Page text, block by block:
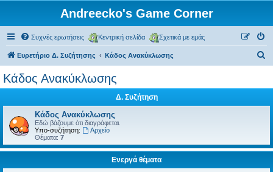
Andreecko's Game Corner
Συχνές ερωτήσεις Κεντρική σελίδα Σχετικά με εμάς
Ευρετήριο Δ. Συζήτησης Κάδος Ανακύκλωσης
Κάδος Ανακύκλωσης
Δ. Συζήτηση
Κάδος Ανακύκλωσης
Εδώ βάζουμε ότι διαγράφεται.
Υπο-συζήτηση:
Αρχείο
Θέματα: 7
Ενεργά θέματα